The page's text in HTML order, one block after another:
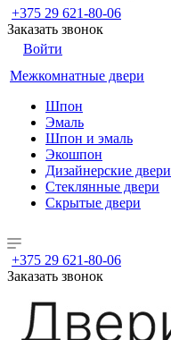
+375 29 621-80-06
Заказать звонок
Войти
Межкомнатные двери
Шпон
Эмаль
Шпон и эмаль
Экошпон
Дизайнерские двери
Стеклянные двери
Скрытые двери
+375 29 621-80-06
Заказать звонок